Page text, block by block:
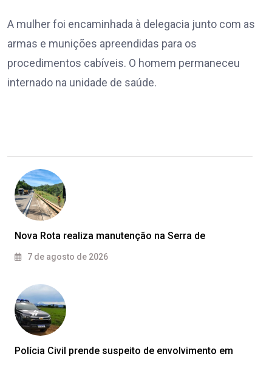
A mulher foi encaminhada à delegacia junto com as
armas e munições apreendidas para os
procedimentos cabíveis. O homem permaneceu
internado na unidade de saúde.
Nova Rota realiza manutenção na Serra de
7 de agosto de 2026
Polícia Civil prende suspeito de envolvimento em